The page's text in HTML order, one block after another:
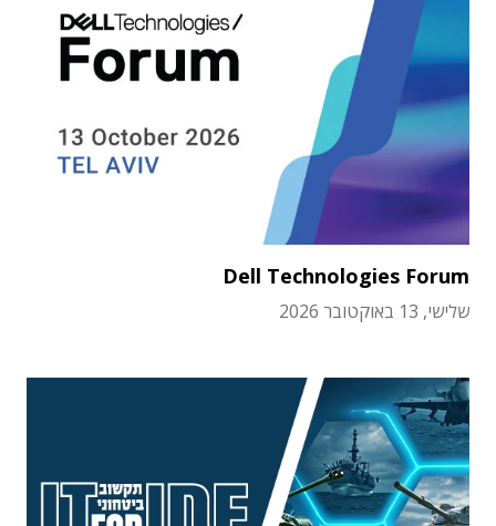
Dell Technologies Forum
שלישי, 13 באוקטובר 2026